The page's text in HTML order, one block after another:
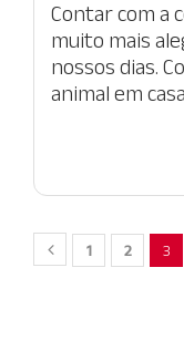
Contar com a
muito mais
nossos dias.
animal em
1 2 3